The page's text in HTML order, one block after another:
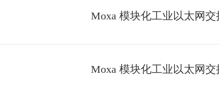
Moxa 模块化工业以太网
Moxa 模块化工业以太网